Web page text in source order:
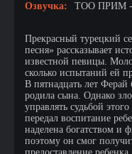
Озвучка:
ТОО ПРИМ -
Прекрасный турецкий
песня» рассказывает
известной певицы.
сколько испытаний ей
В пятнадцать лет Ферай
родила сына. Однако
управлять судьбой
передал воспитание
наделена богатством и
поэтому он смог